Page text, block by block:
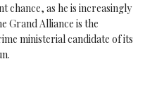
chance, as he is increasingly
Grand Alliance is the
ministerial candidate of its